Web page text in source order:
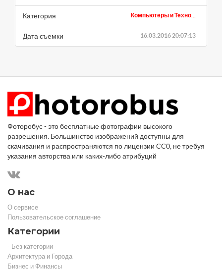
Компьютеры и Техно...
Категория
16.03.2016 20:07:13
Дата съемки
Фоторобус - это бесплатные фотографии высокого
разрешения. Большинство изображений доступны для
скачивания и распространяются по лицензии CC0, не требуя
указания авторства или каких-либо атрибуций
О нас
О сервисе
Пользовательское соглашение
Категории
- Без категории -
Архитектура и Города
Бизнес и Финансы